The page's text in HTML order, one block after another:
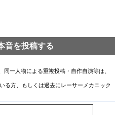
音を投稿する
一人物による重複投稿・自作自演等は、
る方、もしくは過去にレーサーメカニック